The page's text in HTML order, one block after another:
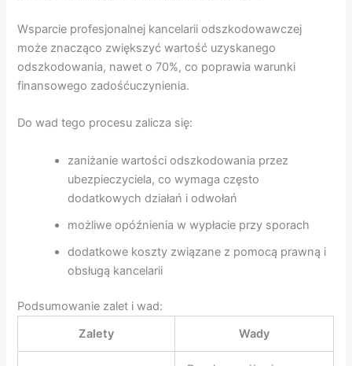
Wsparcie profesjonalnej kancelarii odszkodowawczej
może znacząco zwiększyć wartość uzyskanego
odszkodowania, nawet o 70%, co poprawia warunki
finansowego zadośćuczynienia.
Do wad tego procesu zalicza się:
zaniżanie wartości odszkodowania przez
ubezpieczyciela, co wymaga często
dodatkowych działań i odwołań
możliwe opóźnienia w wypłacie przy sporach
dodatkowe koszty związane z pomocą prawną i
obsługą kancelarii
Podsumowanie zalet i wad:
Zalety
Wady